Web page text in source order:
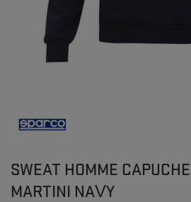
SWEAT HOMME
MARTINI NAVY